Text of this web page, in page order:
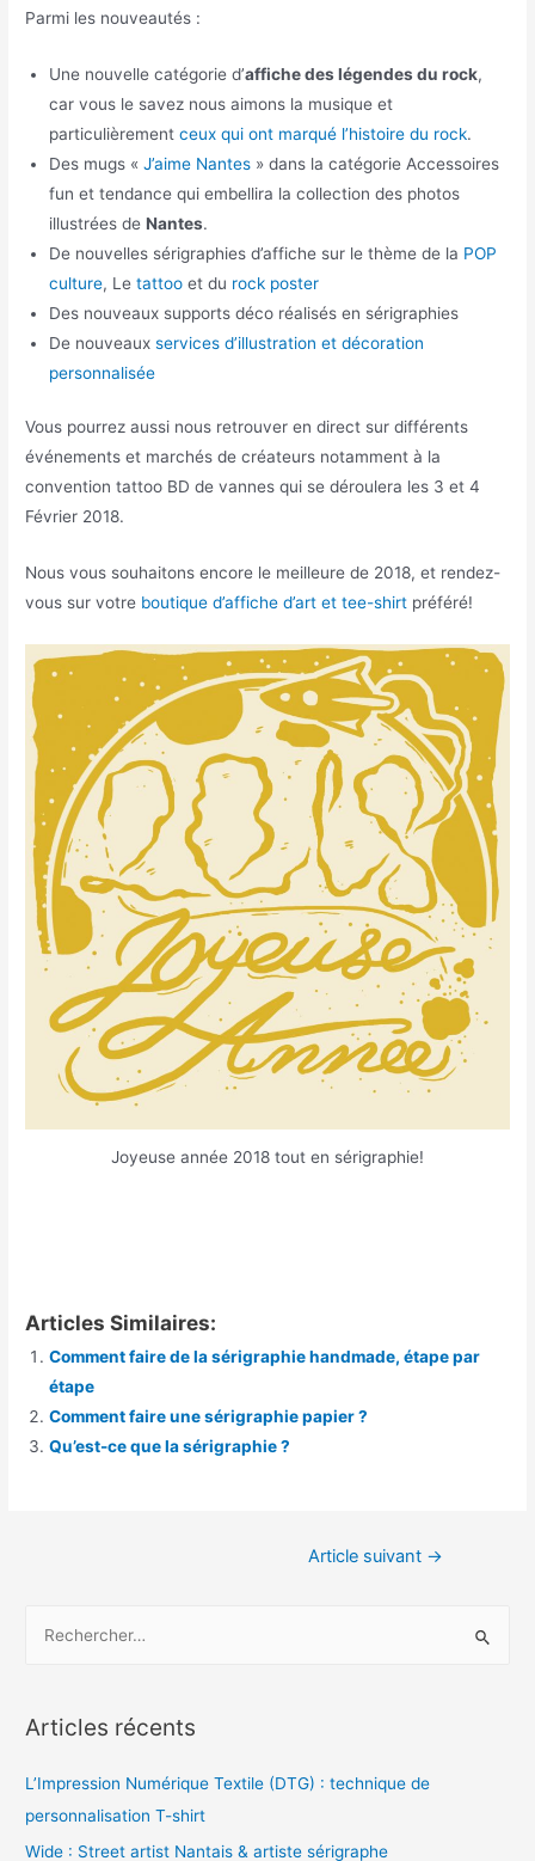
Parmi les nouveautés :
Une nouvelle catégorie d’affiche des légendes du rock,
car vous le savez nous aimons la musique et
particulièrement ceux qui ont marqué l’histoire du rock.
Des mugs «J’aime Nantes » dans la catégorie Accessoires
fun et tendance qui embellira la collection des photos
illustrées deNantes.
De nouvelles sérigraphies d’affiche sur le thème de la POP
culture, Le tattoo et du rock poster
Des nouveaux supports déco réalisés en sérigraphies
De nouveauxservices d’illustration et décoration
personnalisée
Vous pourrez aussi nous retrouver en direct sur différents
événements et marchés de créateurs notamment à la
convention tattoo BD de vannes qui se déroulera les 3 et 4
Février 2018.
Nous vous souhaitons encore le meilleure de 2018, et rendez-
vous sur votre boutique d’affiche d’art et tee-shirt préféré!
Joyeuse année 2018 tout en sérigraphie!
Articles Similaires:
Comment faire de la sérigraphie handmade, étape par
étape
Comment faire une sérigraphie papier ?
Qu’est-ce que la sérigraphie ?
Article suivant →
h
r
c
h
Articles récents
L’Impression Numérique Textile (DTG) : technique de
personnalisation T-shirt
Wide : Street artist Nantais & artiste sérigraphe